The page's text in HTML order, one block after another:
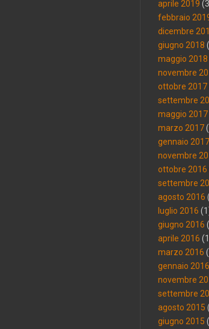
aprile 2019
febbraio
dicembre
giugno 2018
maggio 2018
novembre
ottobre 2017
settembre
maggio 2017
marzo 2017
gennaio 2017
novembre
ottobre 2016
settembre
agosto 2016
luglio 2016
giugno 2016
aprile 2016
marzo 2016
gennaio 2016
novembre
settembre
agosto 2015
giugno 2015